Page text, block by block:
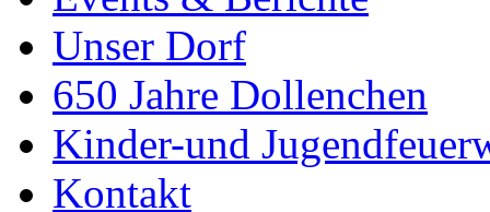
Unser Dorf
650 Jahre Dollenchen
Kinder-und
Kontakt